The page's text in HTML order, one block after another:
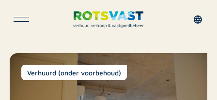
Verhuurd (onder voorbehoud)